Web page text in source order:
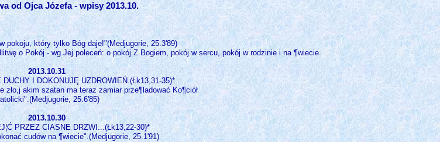
od Ojca Józefa - wpisy 2013.10.
pokoju, który tylko Bóg daje!"(Medjugorie, 25.3'89)
o Pokój - wg Jej poleceń: o pokój Z Bogiem, pokój w sercu, pokój w rodzinie i na ¶wiecie.
2013.10.31
I DOKONUJĘ UZDROWIEŃ.(Łk13,31-35)*
zło,j akim szatan ma teraz zamiar prze¶ladować Ko¶ciół
25.6'85)
2013.10.30
PRZEZ CIASNE DRZWI...(Łk13,22-30)*
cudów na ¶wiecie".(Medjugorie, 25.1'91)